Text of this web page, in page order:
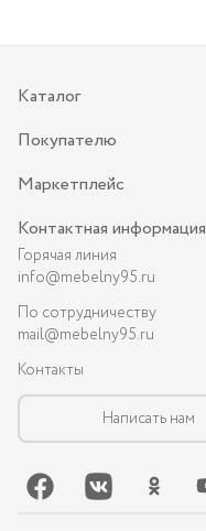
Каталог
Покупателю
Маркетплейс
Контактная информация
Горячая линия
info@mebelny95.ru
По сотрудничеству
mail@mebelny95.ru
Контакты
Написать нам